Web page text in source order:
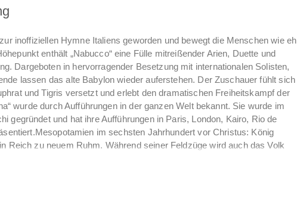
inoffiziellen Hymne Italiens geworden und bewegt die Menschen wie eh
enthält „Nabucco“ eine Fülle mitreißender Arien, Duette und
Dargeboten in hervorragender Besetzung mit internationalen Solisten,
lassen das alte Babylon wieder auferstehen. Der Zuschauer fühlt sich
und Tigris versetzt und erlebt den dramatischen Freiheitskampf der
wurde durch Aufführungen in der ganzen Welt bekannt. Sie wurde im
gegründet und hat ihre Aufführungen in Paris, London, Kairo, Rio de
im sechsten Jahrhundert vor Christus: König
Reich zu neuem Ruhm. Während seiner Feldzüge wird auch das Volk